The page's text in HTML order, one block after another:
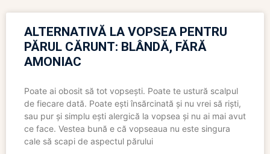
ALTERNATIVĂ LA VOPSEA PENTRU
PĂRUL CĂRUNT: BLÂNDĂ, FĂRĂ
AMONIAC
Poate ai obosit să tot vopsești. Poate te ustură scalpul
de fiecare dată. Poate ești însărcinată și nu vrei să riști,
sau pur și simplu ești alergică la vopsea și nu ai mai avut
ce face. Vestea bună e că vopseaua nu este singura
cale să scapi de aspectul părului